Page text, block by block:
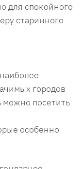
для спокойного
старинного
городов
можно посетить
особенно